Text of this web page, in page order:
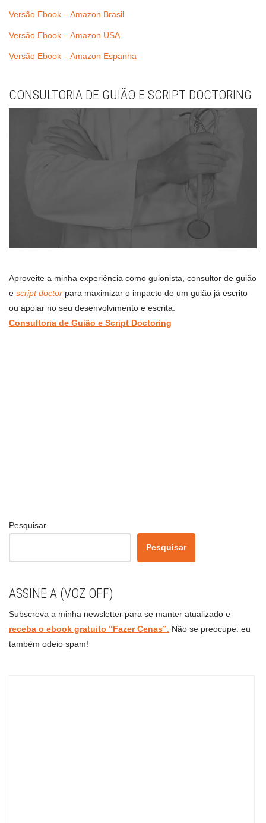
Versão Ebook – Amazon Brasil
Versão Ebook – Amazon USA
Versão Ebook – Amazon Espanha
CONSULTORIA DE GUIÃO E SCRIPT DOCTORING
Aproveite a minha experiência como guionista, consultor de guião
e script doctor para maximizar o impacto de um guião já escrito
ou apoiar no seu desenvolvimento e escrita.
Consultoria de Guião e Script Doctoring
Pesquisar
Pesquisar
ASSINE A (VOZ OFF)
Subscreva a minha newsletter para se manter atualizado e
receba o ebook gratuito “Fazer Cenas”
Não se preocupe: eu
também odeio spam!